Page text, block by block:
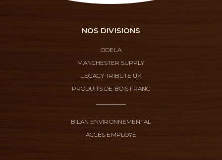
NOS DIVISIONS
ODELA
MANCHESTER SUPPLY
LEGACY TRIBUTE UK
PRODUITS DE BOIS FRANC
BILAN ENVIRONNEMENTAL
ACCÈS EMPLOYÉ